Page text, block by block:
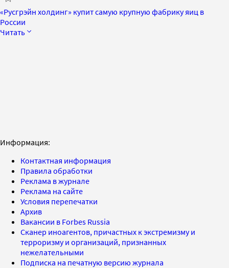
«Русгрэйн холдинг» купит самую крупную фабрику яиц в
России
Читать
Информация:
Контактная информация
Правила обработки
Реклама в журнале
Реклама на сайте
Условия перепечатки
Архив
Вакансии в Forbes Russia
Сканер иноагентов, причастных к экстремизму и
терроризму и организаций, признанных
нежелательными
Подписка на печатную версию журнала